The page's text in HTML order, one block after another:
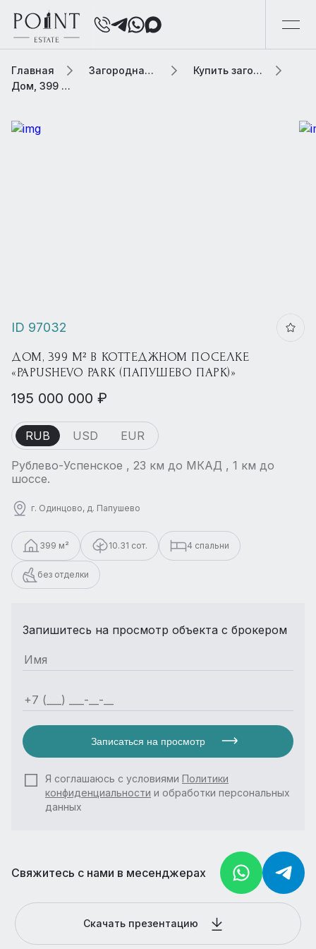
Главная Загородная элитная недвижимость
Купить загородную элитную недвижимость
Дом, 399 м² В коттеджном поселке «Papushevo Park (Папушево парк)»
ID 97032
ДОМ, 399 М² В КОТТЕДЖНОМ ПОСЕЛКЕ
«PAPUSHEVO PARK (ПАПУШЕВО ПАРК)»
195 000 000 ₽
RUB USD EUR
Рублево-Успенское , 23 км до МКАД , 1 км до
шоссе.
г. Одинцово, д. Папушево
399 м² 10.31 сот. 4 спальни
без отделки
Запишитесь на просмотр объекта с брокером
Записаться на просмотр
Я соглашаюсь с условиями Политики
конфиденциальности и обработки персональных
данных
Свяжитесь с нами в месенджерах
Скачать презентацию